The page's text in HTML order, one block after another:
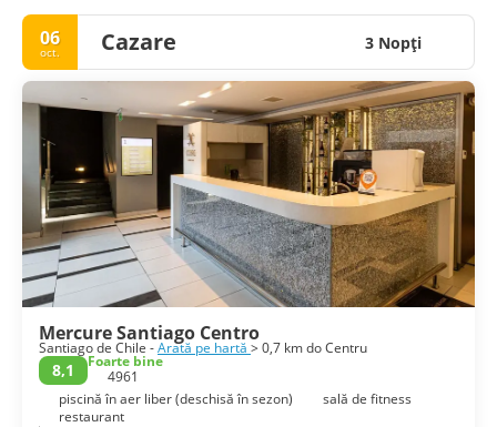
06
oct. Cazare 3 Nopţi
Mercure Santiago Centro
Santiago de Chile -Arată pe hartă > 0,7 km do Centru
8,1
Foarte bine
4961
piscină în aer liber (deschisă în sezon)
sală de fitness
restaurant